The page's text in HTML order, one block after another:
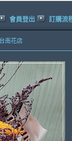
會員登出 訂購流
南花店